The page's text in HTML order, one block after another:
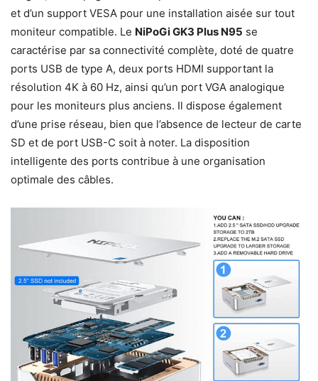
et d’un support VESA pour une installation aisée sur tout
moniteur compatible. Le NiPoGi GK3 Plus N95 se
caractérise par sa connectivité complète, doté de quatre
ports USB de type A, deux ports HDMI supportant la
résolution 4K à 60 Hz, ainsi qu’un port VGA analogique
pour les moniteurs plus anciens. Il dispose également
d’une prise réseau, bien que l’absence de lecteur de carte
SD et de port USB-C soit à noter. La disposition
intelligente des ports contribue à une organisation
optimale des câbles.